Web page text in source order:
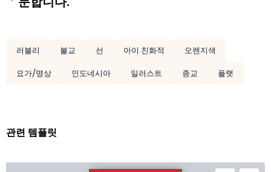
러블리 불교 선 아이 친화적
오렌지색
요가/명상
인도네시아 일러스트 종교 플랫
관련 템플릿